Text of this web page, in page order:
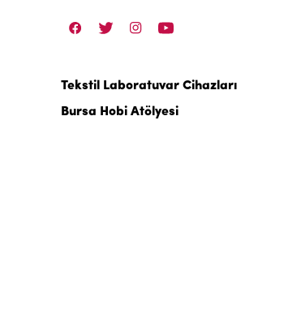
Tekstil Laboratuvar Cihazları
Bursa Hobi Atölyesi